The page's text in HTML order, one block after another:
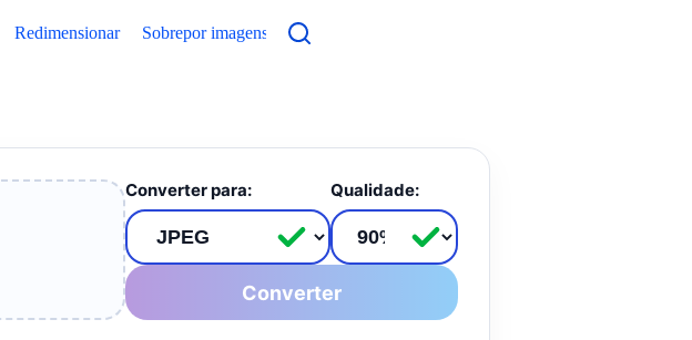
Redimensionar Sobrepor imagens Contato
Converter para: Qualidade:
Converter